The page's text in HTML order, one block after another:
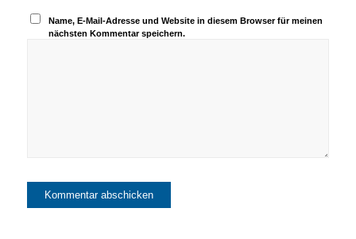
Name, E-Mail-Adresse und Website in diesem Browser für meinen
nächsten Kommentar speichern.